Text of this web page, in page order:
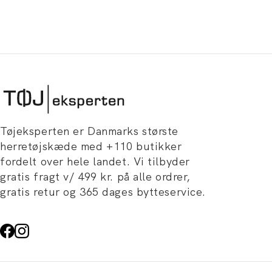
Tøjeksperten er Danmarks største
herretøjskæde med +110 butikker
fordelt over hele landet. Vi tilbyder
gratis fragt v/ 499 kr. på alle ordrer,
gratis retur og 365 dages bytteservice.